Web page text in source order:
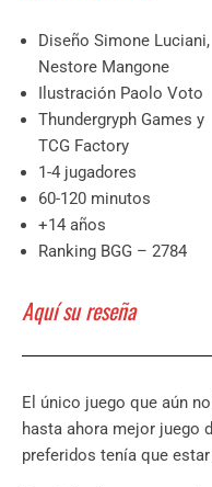
Diseño Simone Luciani,
Nestore Mangone
Ilustración Paolo Voto
Thundergryph Games y
TCG Factory
1-4 jugadores
60-120 minutos
+14 años
Ranking BGG – 2784
Aquí su reseña
El único juego que aún
hasta ahora mejor juego
preferidos tenía que